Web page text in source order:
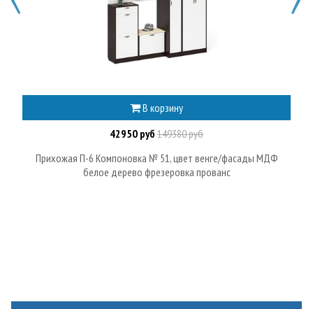
В корзину
42950 руб 149380 руб
Прихожая П-6 Компоновка № 51, цвет венге/фасады МДФ
белое дерево фрезеровка прованс